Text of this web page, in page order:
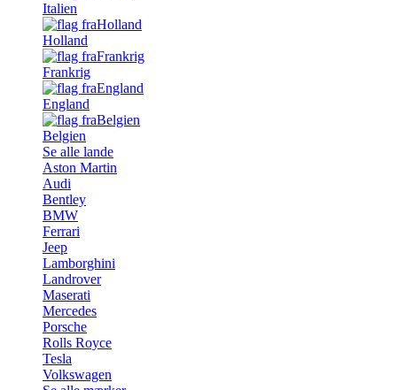
Italien
Holland
Frankrig
England
Belgien
Se alle lande
Aston Martin
Audi
Bentley
BMW
Ferrari
Jeep
Lamborghini
Landrover
Maserati
Mercedes
Porsche
Rolls Royce
Tesla
Volkswagen